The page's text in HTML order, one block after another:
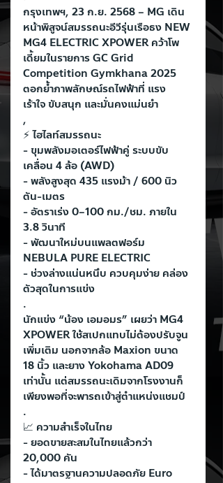
กรุงเทพฯ, 23 ก.ย. 2568 – MG เดิน
หน้าพิสูจน์สมรรถนะอีวีรุ่นเรือธง NEW
MG4 ELECTRIC XPOWER คว้าโพ
เดี้ยมในรายการ GC Grid
Competition Gymkhana 2025
ตอกย้ำภาพลักษณ์รถไฟฟ้าที่ แรง
เร้าใจ ขับสนุก และมั่นคงแม่นยำ
,
⚡ ไฮไลท์สมรรถนะ
- ขุมพลังมอเตอร์ไฟฟ้าคู่ ระบบขับ
เคลื่อน 4 ล้อ (AWD)
- พลังสูงสุด 435 แรงม้า / 600 นิว
ตัน-เมตร
- อัตราเร่ง 0–100 กม./ชม. ภายใน
3.8 วินาที
- พัฒนาใหม่บนแพลตฟอร์ม
NEBULA PURE ELECTRIC
- ช่วงล่างแน่นหนึบ ควบคุมง่าย คล่อง
ตัวสุดในการแข่ง
.
นักแข่ง “น้อง เอมอมร” เผยว่า MG4
XPOWER ใช้สเปกแทบไม่ต้องปรับจูน
เพิ่มเติม นอกจากล้อ Maxion ขนาด
18 นิ้ว และยาง Yokohama AD09
เท่านั้น แต่สมรรถนะเดิมจากโรงงานก็
เพียงพอที่จะพารถเข้าสู่ตำแหน่งแชมป์
.
📈 ความสำเร็จในไทย
- ยอดขายสะสมในไทยแล้วกว่า
20,000 คัน
- ได้มาตรฐานความปลอดภัย Euro